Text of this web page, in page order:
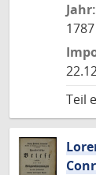
Jahr:
1787
Teil